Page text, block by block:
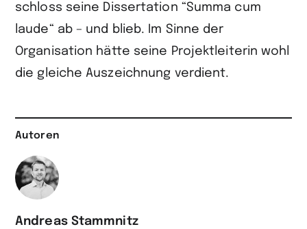
schloss seine Dissertation “Summa cum
laude“ ab – und blieb. Im Sinne der
Organisation hätte seine Projektleiterin wohl
die gleiche Auszeichnung verdient.
Autoren
Andreas Stammnitz